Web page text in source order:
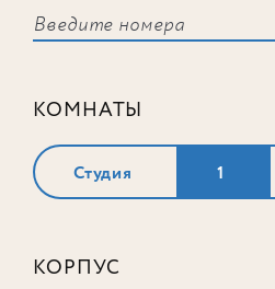
КОМНАТЫ
Студия 1
КОРПУС
соответствует